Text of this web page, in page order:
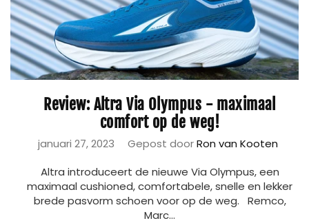
Review: Altra Via Olympus - maximaal
comfort op de weg!
januari 27, 2023 Gepost doorRon van Kooten
Altra introduceert de nieuwe Via Olympus, een
maximaal cushioned, comfortabele, snelle en lekker
brede pasvorm schoen voor op de weg. Remco,
Marc...